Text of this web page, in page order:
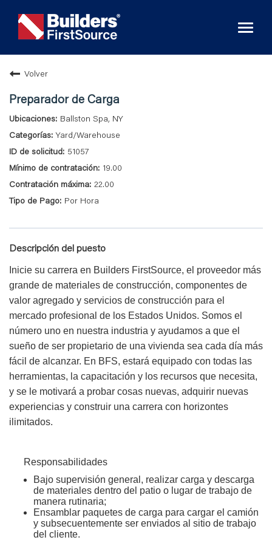
Volver
Preparador de Carga
Ballston Spa, NY
Yard/Warehouse
51057
19.00
22.00
Por Hora
Descripción del puesto
Inicie su carrera en Builders FirstSource, el proveedor más
grande de materiales de construcción, componentes de
valor agregado y servicios de construcción para el
mercado profesional de los Estados Unidos. Somos el
número uno en nuestra industria y ayudamos a que el
sueño de ser propietario de una vivienda sea cada día más
fácil de alcanzar. En BFS, estará equipado con todas las
herramientas, la capacitación y los recursos que necesita,
y se le motivará a probar cosas nuevas, adquirir nuevas
experiencias y construir una carrera con horizontes
ilimitados.
Responsabilidades
Bajo supervisión general, realizar carga y descarga
de materiales dentro del patio o lugar de trabajo de
manera rutinaria;
Ensamblar paquetes de carga para cargar el camión
y subsecuentemente ser enviados al sitio de trabajo
del cliente.